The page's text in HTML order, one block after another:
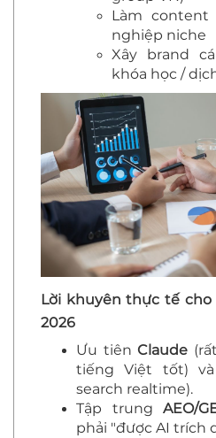
Làm content
nghiệp niche
Xây brand
khóa học /
Lời khuyên thực tế
2026
Ưu tiên Claude
tiếng Việt tốt)
search realtime).
Tập trungAEO/
phải "được AI trích